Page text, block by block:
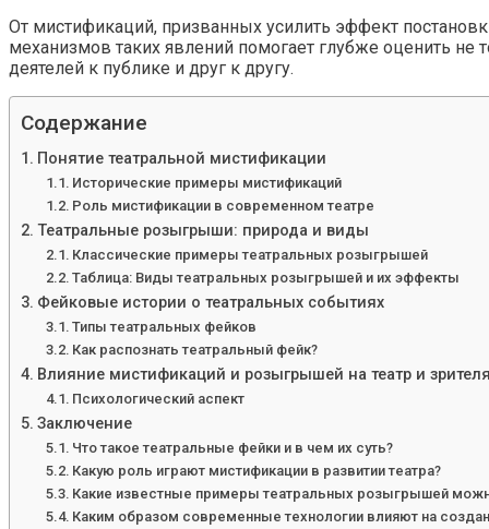
От мистификаций, призванных усилить эффект
механизмов таких явлений помогает глубже оценить не
деятелей к публике и друг к другу.
Содержание
Понятие театральной мистификации
Исторические примеры мистификаций
Роль мистификации в современном театре
Театральные розыгрыши: природа и виды
Классические примеры театральных розыгрышей
Таблица: Виды театральных розыгрышей и их эффекты
Фейковые истории о театральных событиях
Типы театральных фейков
Как распознать театральный фейк?
Влияние мистификаций и розыгрышей на театр и
Психологический аспект
Заключение
Что такое театральные фейки и в чем их суть?
Какую роль играют мистификации в развитии театра?
Какие известные примеры театральных розыгрышей
Каким образом современные технологии влияют на